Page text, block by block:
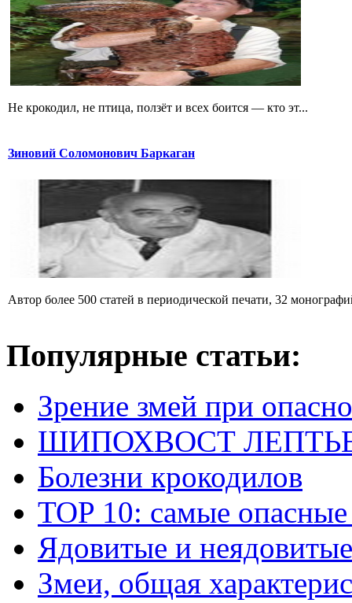
Не крокодил, не птица, ползёт и всех боится — кто эт...
Зиновий Соломонович Баркаган
Автор более 500 статей в периодической печати, 32
Популярные статьи:
Зрение змей при
ШИПОХВОСТ
Болезни крокодилов
TOP 10: самые
Ядовитые и
Змеи, общая